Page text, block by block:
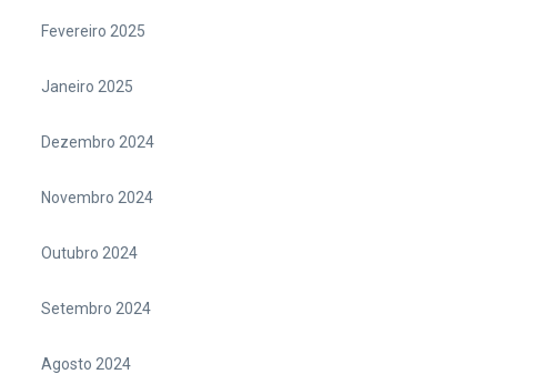
Fevereiro 2025
Janeiro 2025
Dezembro 2024
Novembro 2024
Outubro 2024
Setembro 2024
Agosto 2024